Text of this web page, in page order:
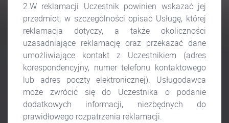
2.W reklamacji Uczestnik powinien wskazać jej
przedmiot, w szczególności opisać Usługę, której
reklamacja dotyczy, a także okoliczności
uzasadniające reklamację oraz przekazać dane
umożliwiające kontakt z Uczestnikiem (adres
korespondencyjny, numer telefonu kontaktowego
lub adres poczty elektronicznej). Usługodawca
może zwrócić się do Uczestnika o podanie
dodatkowych informacji, niezbędnych do
prawidłowego rozpatrzenia reklamacji.